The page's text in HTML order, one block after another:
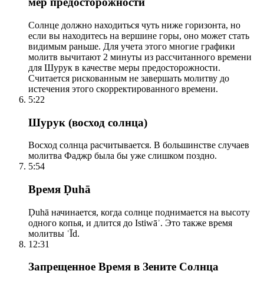
Солнце должно находиться чуть ниже горизонта, но
если вы находитесь на вершине горы, оно может стать
видимым раньше. Для учета этого многие графики
молитв вычитают 2 минуты из рассчитанного времени
для Шурук в качестве меры предосторожности.
Считается рискованным не завершать молитву до
истечения этого скорректированного времени.
5:22
Шурук (восход солнца)
Восход солнца расчитывается. В большинстве случаев
молитва Фаджр была бы уже слишком поздно.
5:54
Время Ḍuhā
Ḍuhā начинается, когда солнце поднимается на высоту
одного копья, и длится до Istiwāʾ. Это также время
молитвы ʿĪd.
12:31
Запрещенное Время в Зените Солнца